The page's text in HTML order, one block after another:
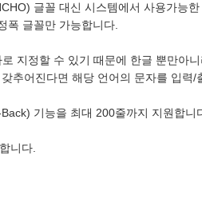
글꼴 대신 시스템에서 사용가능
글꼴만 가능합니다.
지정할 수 있기 때문에 한글 뿐만아
추어진다면 해당 언어의 문자를 입력/
기능을 최대 200줄까지 지원합니
니다.